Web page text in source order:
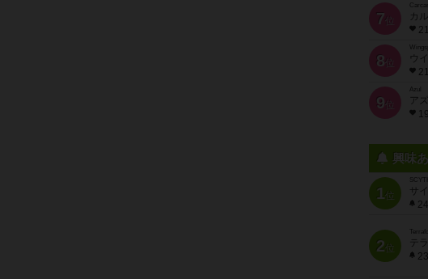
7 位
カ
8 位
ウ
9 位
Azul
ア
興味
1位
サ
2位
テ